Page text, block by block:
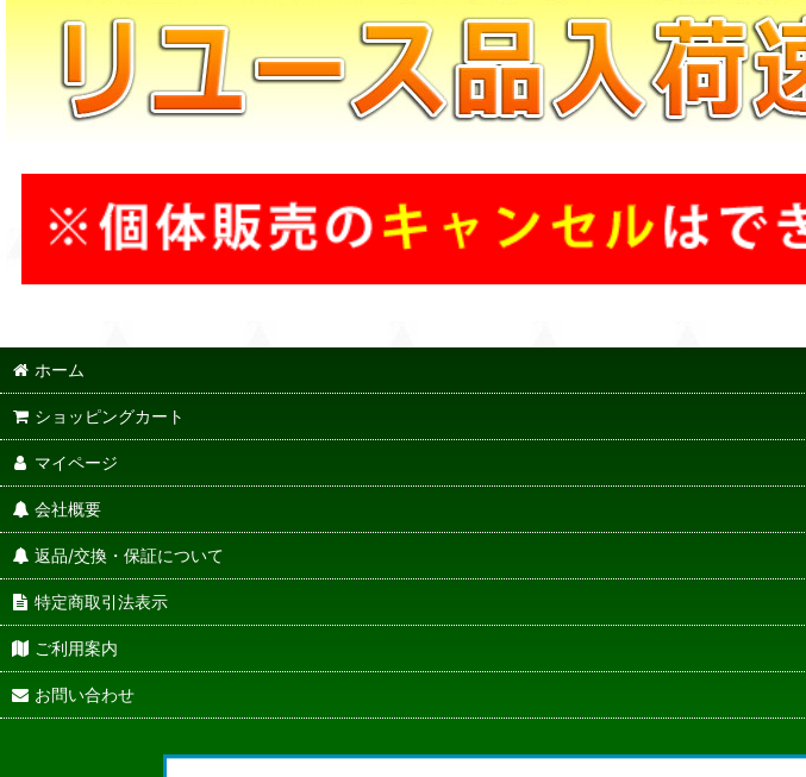
ホーム
ショッピングカート
マイページ
会社概要
返品/交換・保証について
特定商取引法表示
ご利用案内
お問い合わせ